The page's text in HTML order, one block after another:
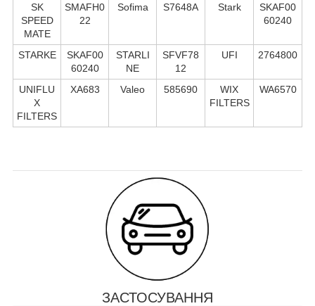
SK
SPEED
MATE
SMAFH0
22
Sofima S7648A Stark
SKAF00
60240
STARKE
SKAF00
60240
STARLI
NE
SFVF78
12
UFI 2764800
UNIFLU
X
FILTERS
XA683 Valeo 585690
WIX
FILTERS
WA6570
ЗАСТОСУВАННЯ